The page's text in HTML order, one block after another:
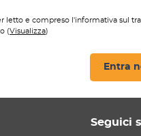
letto e compreso l'informativa sul
(Visualizza)
Entra
Seguici